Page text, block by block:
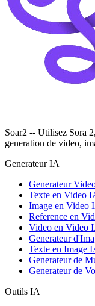
Soar2 -- Utilisez Sora
generation de video,
Generateur IA
Generateur
Texte en Video
Image en Video
Reference en
Video en Video
Generateur
Texte en Image
Generateur de
Generateur de
Outils IA